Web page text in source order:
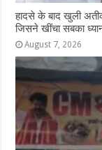
हादसे के बाद खुली
जिसने खींचा सबका
August 7, 2026